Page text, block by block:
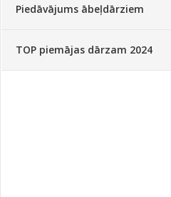
Piedāvājums ābeļdārziem
TOP piemājas dārzam 2024